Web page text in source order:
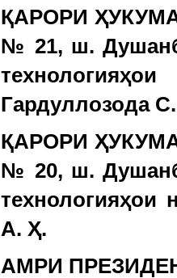
ҚАРОРИ
№ 21, ш.
Гардуллозода С.
ҚАРОРИ
№ 20, ш.
технологияҳои
А. Ҳ.
АМРИ